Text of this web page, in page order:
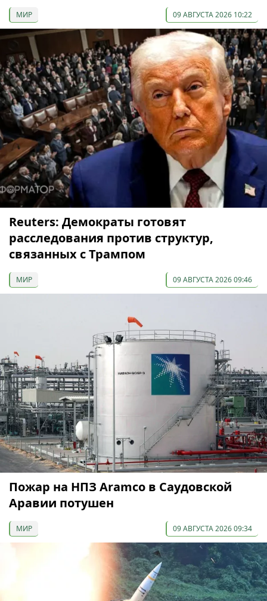
МИР 09 АВГУСТА 2026 10:22
Reuters: Демократы готовят
расследования против структур,
связанных с Трампом
МИР 09 АВГУСТА 2026 09:46
Пожар на НПЗ Aramco в Саудовской
Аравии потушен
МИР 09 АВГУСТА 2026 09:34